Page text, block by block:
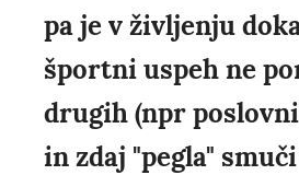
pa je v življenju
športni uspeh ne
drugih (npr
in zdaj "pegla"